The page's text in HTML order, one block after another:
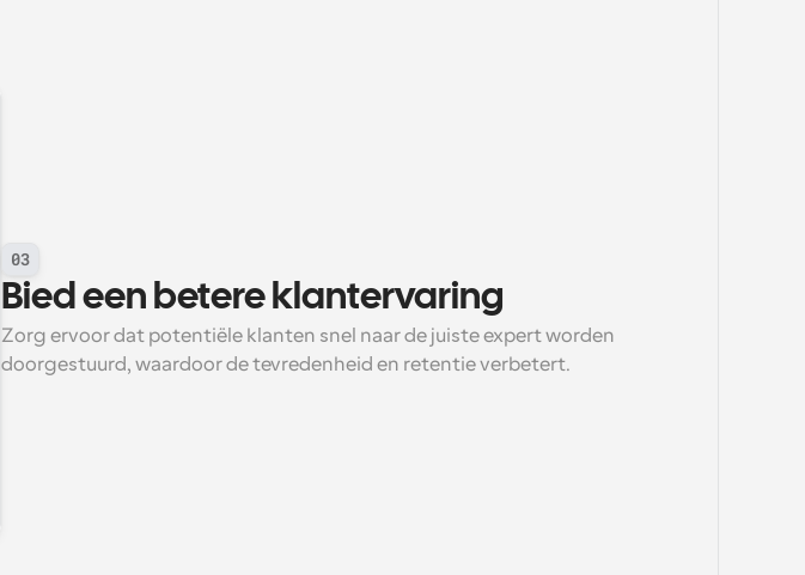
03
Bied een betere klantervaring
Zorg ervoor dat potentiële klanten snel naar de juiste expert worden
doorgestuurd, waardoor de tevredenheid en retentie verbetert.